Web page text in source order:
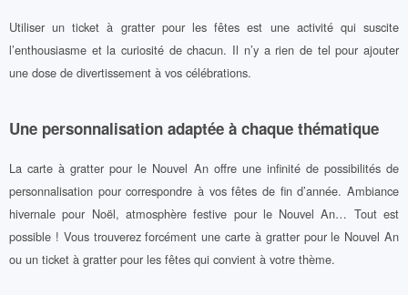
Utiliser un ticket à gratter pour les fêtes est une activité qui suscite
l’enthousiasme et la curiosité de chacun. Il n’y a rien de tel pour ajouter
une dose de divertissement à vos célébrations.
Une personnalisation adaptée à chaque thématique
La carte à gratter pour le Nouvel An offre une infinité de possibilités de
personnalisation pour correspondre à vos fêtes de fin d’année. Ambiance
hivernale pour Noël, atmosphère festive pour le Nouvel An… Tout est
possible ! Vous trouverez forcément une carte à gratter pour le Nouvel An
ou un ticket à gratter pour les fêtes qui convient à votre thème.